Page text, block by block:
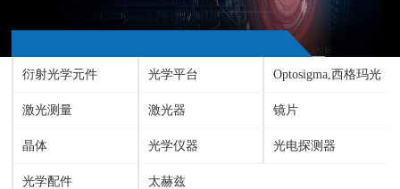
衍射光学元件 光学平台 Optosigma,西格玛光
机
激光测量 激光器 镜片
晶体 光学仪器 光电探测器
光学配件 太赫兹